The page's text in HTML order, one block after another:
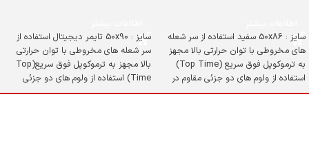
سایز : 50x86 سفید استفاده از سر شعله
های مخروطی با توان حرارتی بالا مجهز
به ترموکوپل فوق سریع (Top Time)
استفاده از ولوم های دو جزئی مقاوم در
برابر حرارت شیشه سکوریت مقاوم در برابر
سایز : 50x90 تایمر دیجیتال استفاده از
سر شعله های مخروطی با توان حرارتی
بالا مجهز به ترموکوپل فوق سریع(Top
Time) استفاده از ولوم های دو جزئی
مقاوم در برابر حرارت شیشه سکوریت